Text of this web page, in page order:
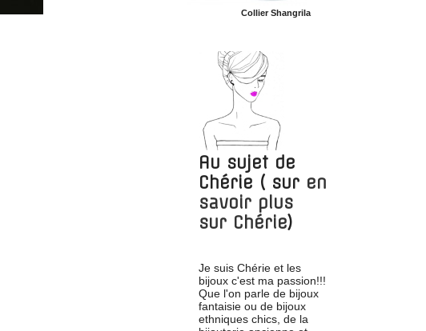
Collier Shangrila
Au sujet de
Chérie ( sur en
savoir plus
sur Chérie)
Je suis Chérie et les
bijoux c'est ma passion!!!
Que l'on parle de bijoux
fantaisie ou de bijoux
ethniques chics, de la